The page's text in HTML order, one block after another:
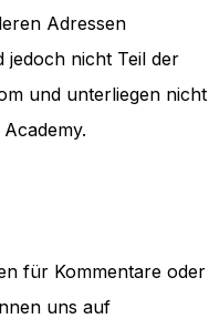
Adressen
jedoch nicht Teil der
und unterliegen nicht
für Kommentare oder
uns auf